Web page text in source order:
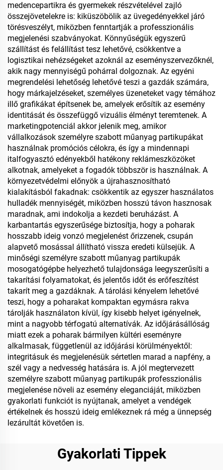
medencepartikra és gyermekek részvételével zajló
összejövetelekre is: kiküszöbölik az üvegedényekkel járó
törésveszélyt, miközben fenntartják a professzionális
megjelenési szabványokat. Könnyűségük egyszerű
szállítást és felállítást tesz lehetővé, csökkentve a
logisztikai nehézségeket azoknál az eseményszervezőknél,
akik nagy mennyiségű pohárral dolgoznak. Az egyéni
megrendelési lehetőség lehetővé teszi a gazdák számára,
hogy márkajelzéseket, személyes üzeneteket vagy témához
illő grafikákat építsenek be, amelyek erősítik az esemény
identitását és összefüggő vizuális élményt teremtenek. A
marketingpotenciál akkor jelenik meg, amikor
vállalkozások személyre szabott műanyag partikupákat
használnak promóciós célokra, és így a mindennapi
italfogyasztó edényekből hatékony reklámeszközöket
alkotnak, amelyeket a fogadók többször is használnak. A
környezetvédelmi előnyök a újrahasznosítható
kialakításból fakadnak: csökkentik az egyszer használatos
hulladék mennyiségét, miközben hosszú távon hasznosak
maradnak, ami indokolja a kezdeti beruházást. A
karbantartás egyszerűsége biztosítja, hogy a poharak
hosszabb ideig vonzó megjelenést őrizzenek, csupán
alapvető mosással állítható vissza eredeti külsejük. A
minőségi személyre szabott műanyag partikupák
mosogatógépbe helyezhető tulajdonsága leegyszerűsíti a
takarítási folyamatokat, és jelentős időt és erőfeszítést
takarít meg a gazdáknak. A tárolási kényelem lehetővé
teszi, hogy a poharakat kompaktan egymásra rakva
tárolják használaton kívül, így kisebb helyet igényelnek,
mint a nagyobb térfogatú alternatívák. Az időjárásállóság
miatt ezek a poharak bármilyen kültéri eseményre
alkalmasak, függetlenül az időjárási körülményektől:
integritásuk és megjelenésük sértetlen marad a napfény, a
szél vagy a nedvesség hatására is. A jól megtervezett
személyre szabott műanyag partikupák professzionális
megjelenése növeli az esemény eleganciáját, miközben
gyakorlati funkciót is nyújtanak, amelyet a vendégek
értékelnek és hosszú ideig emlékeznek rá még a ünnepség
lezárultát követően is.
Gyakorlati Tippek